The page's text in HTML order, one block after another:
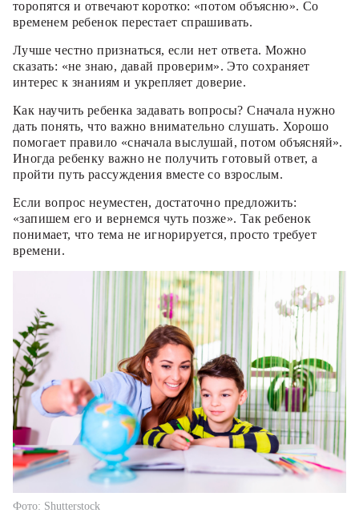
торопятся и отвечают коротко: «потом объясню». Со
временем ребенок перестает спрашивать.
Лучше честно признаться, если нет ответа. Можно
сказать: «не знаю, давай проверим». Это сохраняет
интерес к знаниям и укрепляет доверие.
Как научить ребенка задавать вопросы? Сначала нужно
дать понять, что важно внимательно слушать. Хорошо
помогает правило «сначала выслушай, потом объясняй».
Иногда ребенку важно не получить готовый ответ, а
пройти путь рассуждения вместе со взрослым.
Если вопрос неуместен, достаточно предложить:
«запишем его и вернемся чуть позже». Так ребенок
понимает, что тема не игнорируется, просто требует
времени.
Фото: Shutterstock